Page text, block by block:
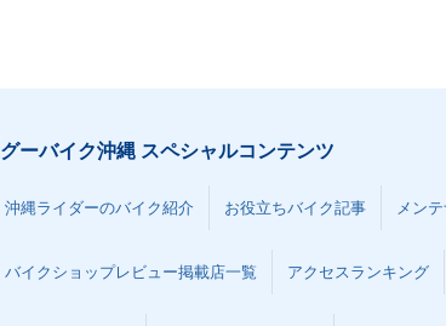
グーバイク沖縄 スペシャルコンテンツ
沖縄ライダーのバイク紹介 お役立ちバイク記事 メン
バイクショップレビュー掲載店一覧 アクセスランキング